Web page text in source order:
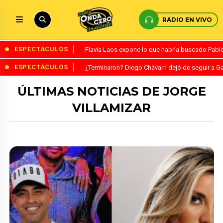
RADIO EN VIVO
ESPECTÁCULOS Flavia Laos expone lo que habría buscado
ESPECTÁCULOS ¿Terminaron? Diego Chávarri dejó de seguir a
ÚLTIMAS NOTICIAS DE JORGE
VILLAMIZAR